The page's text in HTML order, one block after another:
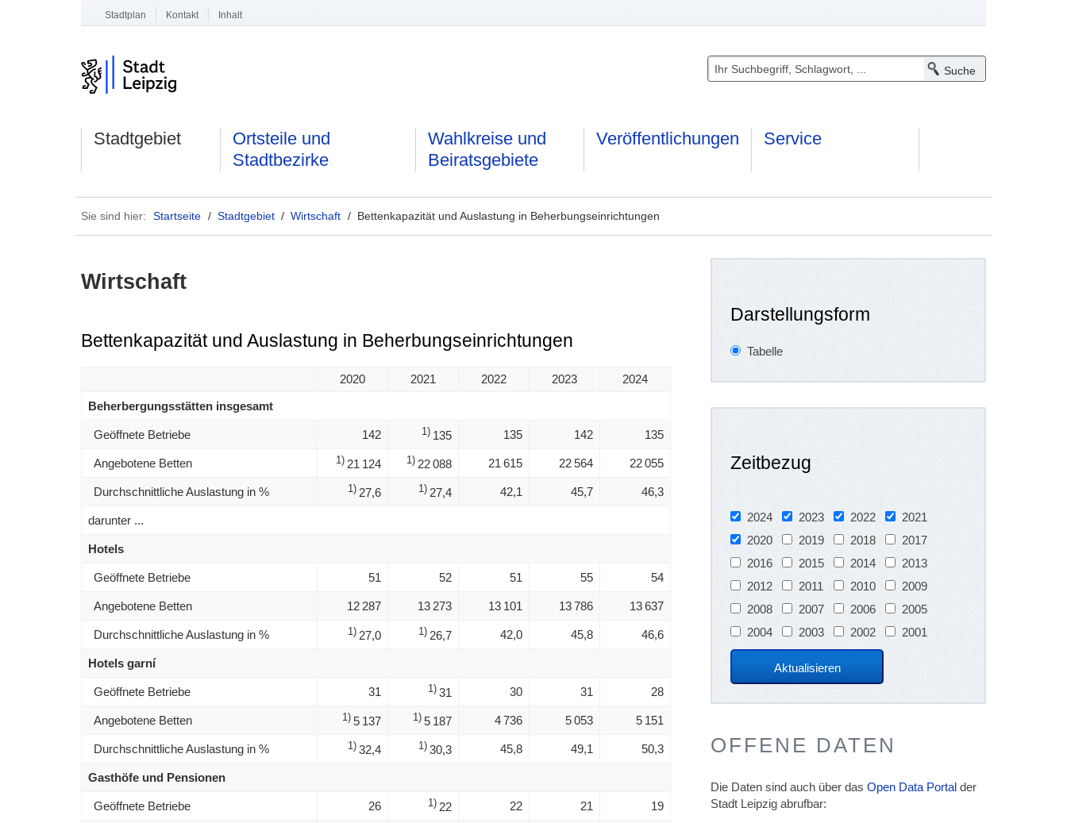
Stadtplan Kontakt Inhalt
Stadtgebiet
Ortsteile und
Stadtbezirke
Wahlkreise und
Beiratsgebiete
Veröffentlichungen Service
Sie sind hier: Startseite / Stadtgebiet /Wirtschaft / Bettenkapazität und Auslastung in Beherbungseinrichtungen
Wirtschaft
Bettenkapazität und Auslastung in Beherbungseinrichtungen
2020 2021 2022 2023
2024
Beherbergungsstätten insgesamt
Geöffnete Betriebe 142 1) 135 135 142 135
Angebotene Betten 1) 21 124 1) 22 088 21 615 22 564 22 055
Durchschnittliche Auslastung in % 1) 27,6 1) 27,4 42,1 45,7 46,3
darunter ...
Hotels
Geöffnete Betriebe 51 52 51 55 54
Angebotene Betten 12 287 13 273 13 101 13 786 13 637
Durchschnittliche Auslastung in % 1) 27,0 1) 26,7 42,0 45,8 46,6
Hotels garní
Geöffnete Betriebe 31 1) 31 30 31 28
Angebotene Betten 1) 5 137 1) 5 187 4 736 5 053 5 151
Durchschnittliche Auslastung in % 1) 32,4 1) 30,3 45,8 49,1 50,3
Gasthöfe und Pensionen
Geöffnete Betriebe 26 1) 22 22 21 19
Darstellungsform
Tabelle
Zeitbezug
2024 2023 2022
2021
2020
2019 2018
2017
2016
2015 2014
2013
2012
2011 2010
2009
2008
2007 2006
2005
2004
2003 2002 2001
OFFENE DATEN
Die Daten sind auch über dasOpen Data Portal der
Stadt Leipzig abrufbar: